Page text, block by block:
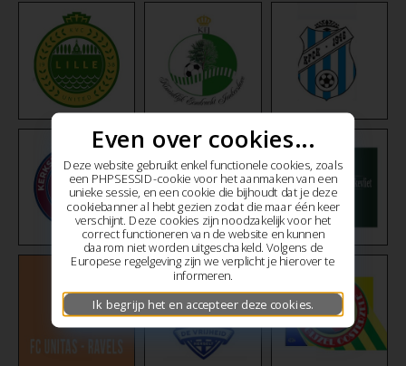
Even over cookies...
Deze website gebruikt enkel functionele cookies, zoals
een PHPSESSID-cookie voor het aanmaken van een
unieke sessie, en een cookie die bijhoudt dat je deze
cookiebanner al hebt gezien zodat die maar één keer
verschijnt. Deze cookies zijn noodzakelijk voor het
correct functioneren van de website en kunnen
daarom niet worden uitgeschakeld. Volgens de
Europese regelgeving zijn we verplicht je hierover te
informeren.
Ik begrijp het en accepteer deze cookies.